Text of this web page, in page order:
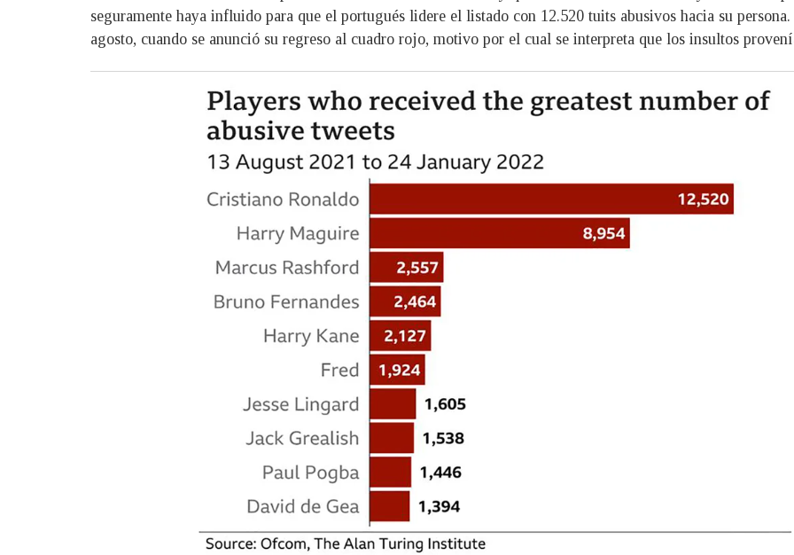
seguramente haya influido para que el portugués lidere el listado con 12.520 tuits abusivos hacia su
agosto, cuando se anunció su regreso al cuadro rojo, motivo por el cual se interpreta que los insultos